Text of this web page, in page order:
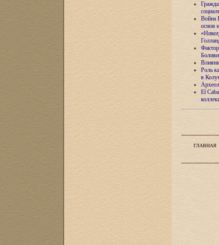
Война
основ
Роль
в
El
ГЛАВНАЯ